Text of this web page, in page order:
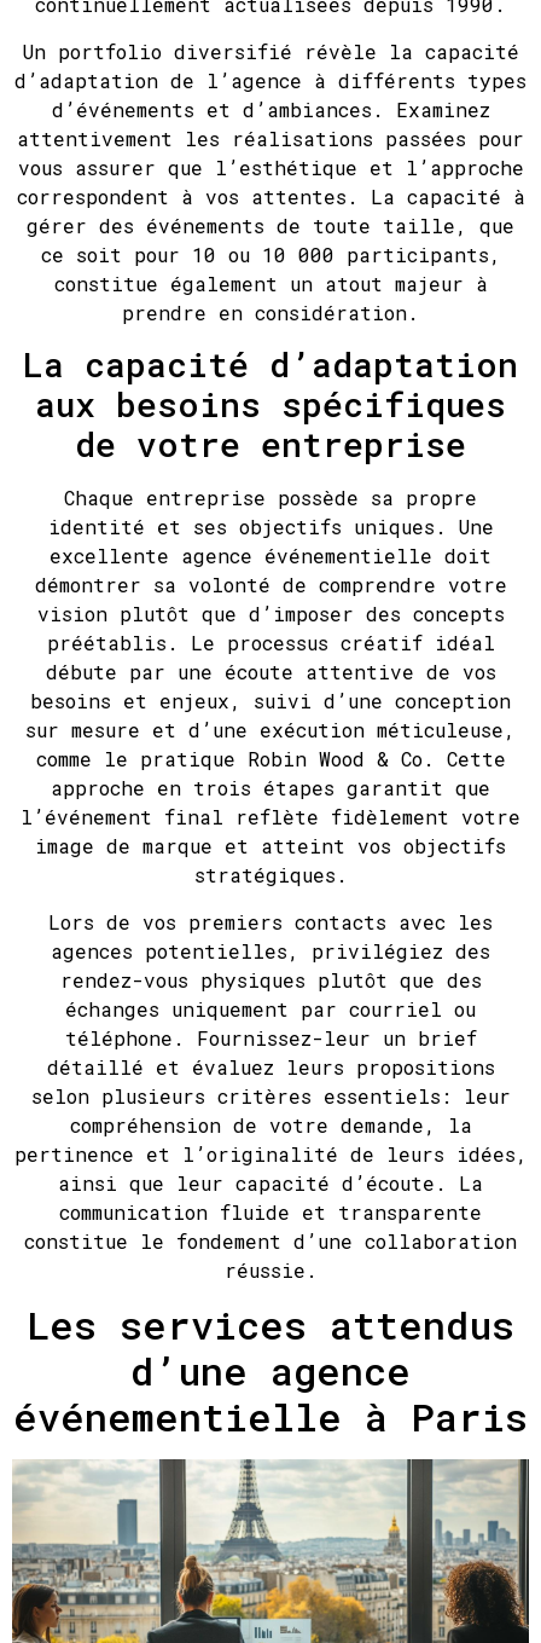
Un portfolio diversifié révèle la capacité
d’adaptation de l’agence à différents types
d’événements et d’ambiances. Examinez
attentivement les réalisations passées pour
vous assurer que l’esthétique et l’approche
correspondent à vos attentes. La capacité à
gérer des événements de toute taille, que
ce soit pour 10 ou 10 000 participants,
constitue également un atout majeur à
prendre en considération.
La capacité d’adaptation
aux besoins spécifiques
de votre entreprise
Chaque entreprise possède sa propre
identité et ses objectifs uniques. Une
excellente agence événementielle doit
démontrer sa volonté de comprendre votre
vision plutôt que d’imposer des concepts
préétablis. Le processus créatif idéal
débute par une écoute attentive de vos
besoins et enjeux, suivi d’une conception
sur mesure et d’une exécution méticuleuse,
comme le pratique Robin Wood & Co. Cette
approche en trois étapes garantit que
l’événement final reflète fidèlement votre
image de marque et atteint vos objectifs
stratégiques.
Lors de vos premiers contacts avec les
agences potentielles, privilégiez des
rendez-vous physiques plutôt que des
échanges uniquement par courriel ou
téléphone. Fournissez-leur un brief
détaillé et évaluez leurs propositions
selon plusieurs critères essentiels: leur
compréhension de votre demande, la
pertinence et l’originalité de leurs idées,
ainsi que leur capacité d’écoute. La
communication fluide et transparente
constitue le fondement d’une collaboration
réussie.
Les services attendus
d’une agence
événementielle à Paris